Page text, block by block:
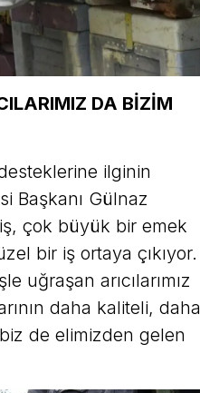
DA BİZİM
ilginin
Başkanı Gülnaz
çok büyük bir emek
bir iş ortaya çıkıyor.
uğraşan arıcılarımız
daha kaliteli, daha
de elimizden gelen